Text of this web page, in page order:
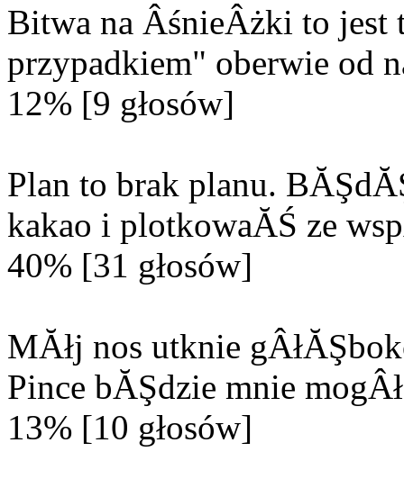
Bitwa na ÂśnieÂżki to jest
przypadkiem" oberwie od
12% [9 głosów]
Plan to brak planu.
kakao i plotkowaĂŚ ze
40% [31 głosów]
MĂłj nos utknie
Pince bĂŞdzie mnie
13% [10 głosów]